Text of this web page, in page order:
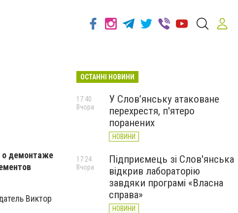
о демонтаже
Виктор
ОСТАННІ НОВИНИ
У Слов’янську атаковане
перехрестя, п'ятеро
поранених
НОВИНИ
17:40
Вчора
Підприємець зі Слов'янська
відкрив лабораторію
завдяки програмі «Власна
справа»
НОВИНИ
17:24
Вчора